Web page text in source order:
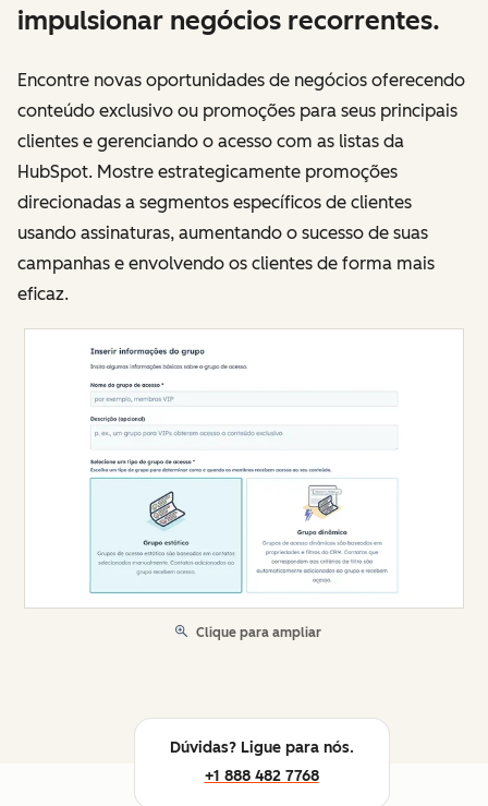
impulsionar negócios recorrentes.
Encontre novas oportunidades de negócios oferecendo
conteúdo exclusivo ou promoções para seus principais
clientes e gerenciando o acesso com as listas da
HubSpot. Mostre estrategicamente promoções
direcionadas a segmentos específicos de clientes
usando assinaturas, aumentando o sucesso de suas
campanhas e envolvendo os clientes de forma mais
eficaz.
Clique para ampliar
Dúvidas? Ligue para nós.
+1 888 482 7768